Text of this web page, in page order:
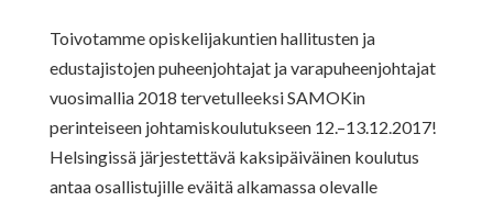
Toivotamme opiskelijakuntien hallitusten ja
edustajistojen puheenjohtajat ja varapuheenjohtajat
vuosimallia 2018 tervetulleeksi SAMOKin
perinteiseen johtamiskoulutukseen 12.–13.12.2017!
Helsingissä järjestettävä kaksipäiväinen koulutus
antaa osallistujille eväitä alkamassa olevalle